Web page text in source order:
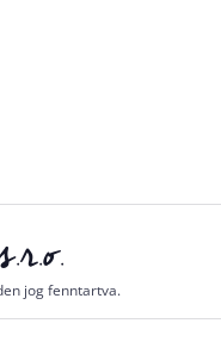
jog fenntartva.